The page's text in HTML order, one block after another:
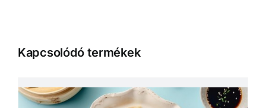
Kapcsolódó termékek